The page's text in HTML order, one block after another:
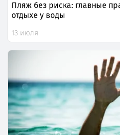
Пляж без риска: главные
отдыхе у воды
13 июля